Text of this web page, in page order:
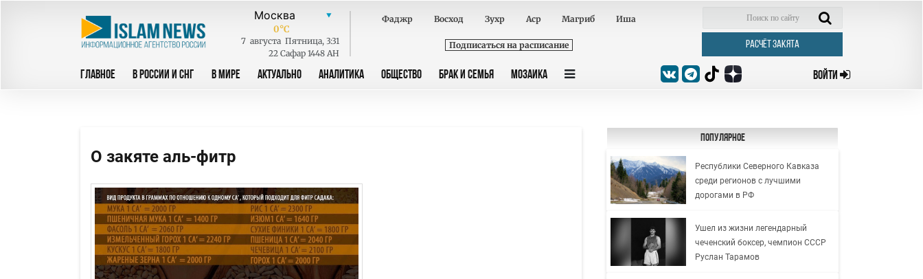
0°C
7 августа Пятница, 3:31
22 Сафар 1448 AH
Фаджр Восход Зухр Аср Магриб Иша
Подписаться на расписание РАСЧЁТ ЗАКЯТА
ГЛАВНОЕ В РОССИИ И СНГ В МИРЕ АКТУАЛЬНО АНАЛИТИКА ОБЩЕСТВО БРАК И СЕМЬЯ МОЗАИКА ВОЙТИ
О закяте аль-фитр
Популярное
Республики Северного Кавказа
среди регионов с лучшими
дорогами в РФ
Ушел из жизни легендарный
чеченский боксер, чемпион СССР
Руслан Тарамов